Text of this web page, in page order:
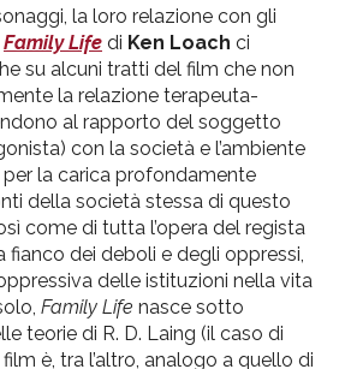
la loro relazione con gli
Family Life di Ken Loach ci
su alcuni tratti del film che non
la relazione terapeuta-
al rapporto del soggetto
con la società e l’ambiente
la carica profondamente
della società stessa di questo
come di tutta l’opera del regista
fianco dei deboli e degli oppressi,
delle istituzioni nella vita
Family Life nasce sotto
teorie di R. D. Laing (il caso di
è, tra l’altro, analogo a quello di